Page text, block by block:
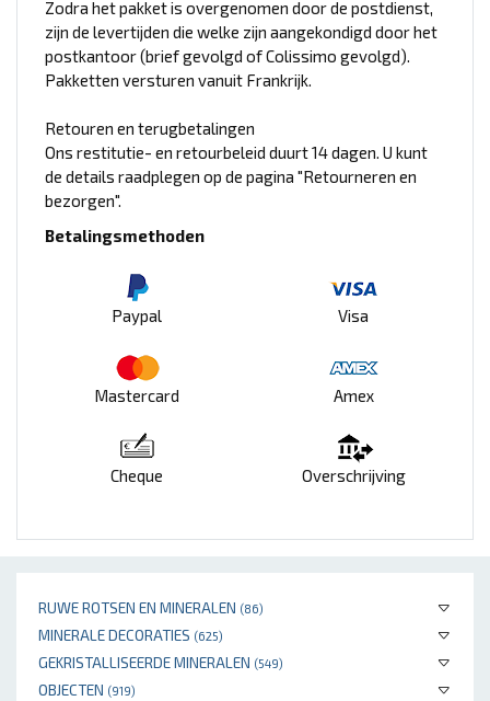
RUWE ROTSEN EN MINERALEN (86)
MINERALE DECORATIES (625)
GEKRISTALLISEERDE MINERALEN (549)
OBJECTEN (919)
Zodra het pakket is overgenomen door de postdienst,
zijn de levertijden die welke zijn aangekondigd door het
postkantoor (brief gevolgd of Colissimo gevolgd).
Pakketten versturen vanuit Frankrijk.
Retouren en terugbetalingen
Ons restitutie- en retourbeleid duurt 14 dagen. U kunt
de details raadplegen op de pagina "Retourneren en
bezorgen".
Betalingsmethoden
Paypal Visa
Mastercard Amex
Cheque Overschrijving